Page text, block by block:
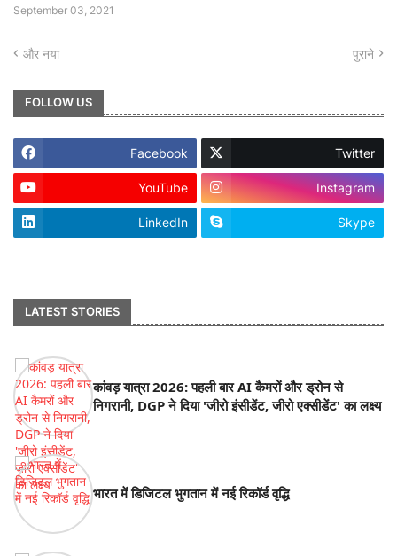
September 03, 2021
और नया पुराने
FOLLOW US
Facebook Twitter
YouTube Instagram
LinkedIn Skype
LATEST STORIES
कांवड़ यात्रा 2026: पहली बार AI कैमरों और ड्रोन से
निगरानी, DGP ने दिया 'जीरो इंसीडेंट, जीरो एक्सीडेंट' का लक्ष्य
भारत में डिजिटल भुगतान में नई रिकॉर्ड वृद्धि